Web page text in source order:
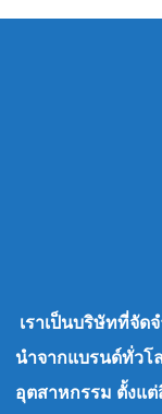
เราเป็นบริษัทที่จั
นำจากแบรนด์ทั่วโ
อุตสาหกรรม ตั้งแ